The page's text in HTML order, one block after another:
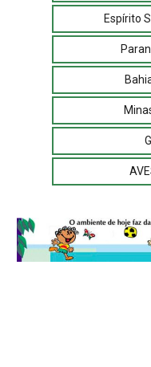
Espírito